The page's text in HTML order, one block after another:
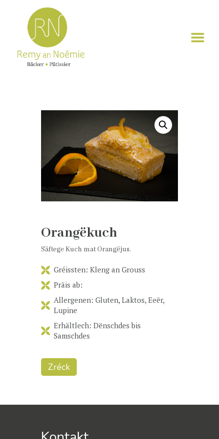
Orangëkuch
Zréck
Säftege Kuch mat Orangëjus.
Gréissten: Kleng an Grouss
Präis ab:
Allergenen: Gluten, Laktos, Eeër,
Lupine
Erhältlech: Dënschdes bis
Samschdes